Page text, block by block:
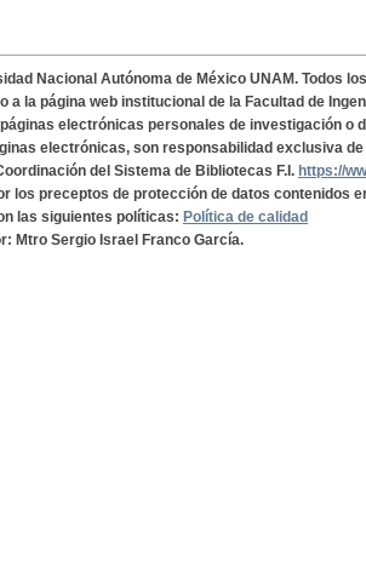
Nacional Autónoma de México UNAM. Todos
a la página web institucional de la Facultad de
electrónicas personales de investigación o
electrónicas, son responsabilidad exclusiva
del Sistema de Bibliotecas F.I. https://
los preceptos de protección de datos contenidos
las siguientes políticas: Política de calidad
Mtro Sergio Israel Franco García.